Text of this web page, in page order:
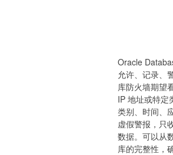
Oracle
允许、记录、
库防火墙期望
IP 地址或特定
类别、时间、
虚假警报，只
数据。可以从
库的完整性，